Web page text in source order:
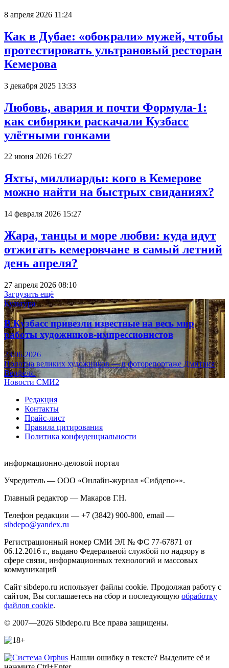
8 апреля 2026 11:24
Как в Дубае: «обокрали» мужей, чтобы
протестировать ультрановый ресторан
Кемерова
3 декабря 2025 13:33
Любовь, авария и почти Формула-1:
как сибиряки раскачали Кузбасс
улётными гонками
22 июня 2026 16:27
Яхты, миллиарды: кого в Кемерове
можно найти на быстрых свиданиях?
14 февраля 2026 15:27
Жара, танцы и море любви: куда идут
отжигать кемеровчане в самый летний
день апреля?
27 апреля 2026 08:10
Загрузить ещё
Культура
В Кузбасс привезли известные на весь мир
работы художников-импрессионистов
23.06.2026
Полотна великих художников — в фоторепортаже Дмитрия
Верфеля.
Новости СМИ2
Редакция
Контакты
Прайс-лист
Правила цитирования
Политика конфиденциальности
информационно-деловой портал
Учредитель — ООО «Онлайн-журнал «Сибдепо»».
Главный редактор — Макаров Г.Н.
Телефон редакции — +7 (3842) 900-800, email —
sibdepo@yandex.ru
Регистрационный номер СМИ ЭЛ № ФС 77-67871 от
06.12.2016 г., выдано Федеральной службой по надзору в
сфере связи, информационных технологий и массовых
коммуникаций
Сайт sibdepo.ru использует файлы cookie. Продолжая работу с
сайтом, Вы соглашаетесь на сбор и последующую обработку
файлов cookie.
© 2007—2026 Sibdepo.ru Все права защищены.
Нашли ошибку в тексте? Выделите её и